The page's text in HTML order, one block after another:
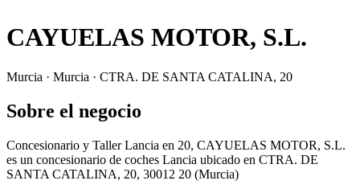
CAYUELAS MOTOR, S.L.
Murcia · Murcia · CTRA. DE SANTA CATALINA, 20
Sobre el negocio
Concesionario y Taller Lancia en 20, CAYUELAS MOTOR, S.L.
es un concesionario de coches Lancia ubicado en CTRA. DE
SANTA CATALINA, 20, 30012 20 (Murcia)